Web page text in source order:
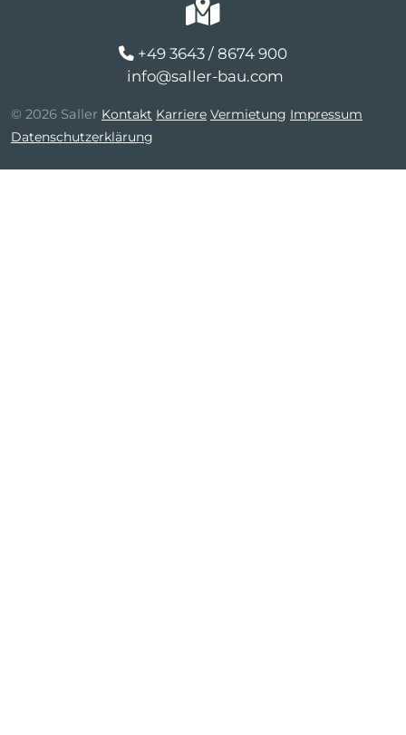
+49 3643 / 8674 900
info@saller-bau.com
© 2026 Saller Kontakt Karriere Vermietung Impressum
Datenschutzerklärung